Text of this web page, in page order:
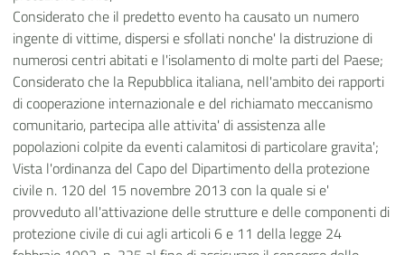
Considerato che il predetto evento ha causato un numero
ingente di vittime, dispersi e sfollati nonche' la distruzione di
numerosi centri abitati e l'isolamento di molte parti del Paese;
Considerato che la Repubblica italiana, nell'ambito dei rapporti
di cooperazione internazionale e del richiamato meccanismo
comunitario, partecipa alle attivita' di assistenza alle
popolazioni colpite da eventi calamitosi di particolare gravita';
Vista l'ordinanza del Capo del Dipartimento della protezione
civile n. 120 del 15 novembre 2013 con la quale si e'
provveduto all'attivazione delle strutture e delle componenti di
protezione civile di cui agli articoli 6 e 11 della legge 24